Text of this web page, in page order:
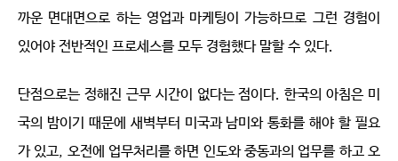
까운 면대면으로 하는 영업과 마케팅이 가능하므로 그런 경험이
있어야 전반적인 프로세스를 모두 경험했다 말할 수 있다.
단점으로는 정해진 근무 시간이 없다는 점이다. 한국의 아침은 미
국의 밤이기 때문에 새벽부터 미국과 남미와 통화를 해야 할 필요
가 있고, 오전에 업무처리를 하면 인도와 중동과의 업무를 하고 오